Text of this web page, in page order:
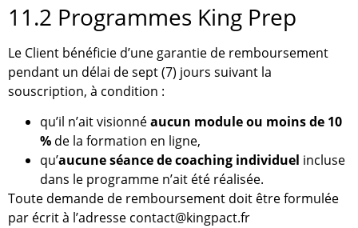
11.2 Programmes King Prep
Le Client bénéficie d’une garantie de remboursement
pendant un délai de sept (7) jours suivant la
souscription, à condition :
qu’il n’ait visionnéaucun module ou moins de 10
% de la formation en ligne,
qu’aucune séance de coaching individuel incluse
dans le programme n’ait été réalisée.
Toute demande de remboursement doit être formulée
par écrit à l’adresse contact@kingpact.fr